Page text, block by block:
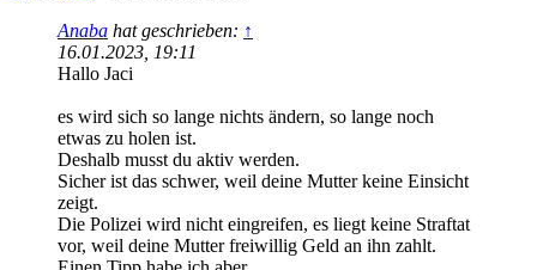
Anaba hat geschrieben: ↑
16.01.2023, 19:11
Hallo Jaci
es wird sich so lange nichts ändern, so lange noch
etwas zu holen ist.
Deshalb musst du aktiv werden.
Sicher ist das schwer, weil deine Mutter keine Einsicht
zeigt.
Die Polizei wird nicht eingreifen, es liegt keine Straftat
vor, weil deine Mutter freiwillig Geld an ihn zahlt.